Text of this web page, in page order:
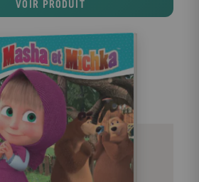
VOIR PRODUIT